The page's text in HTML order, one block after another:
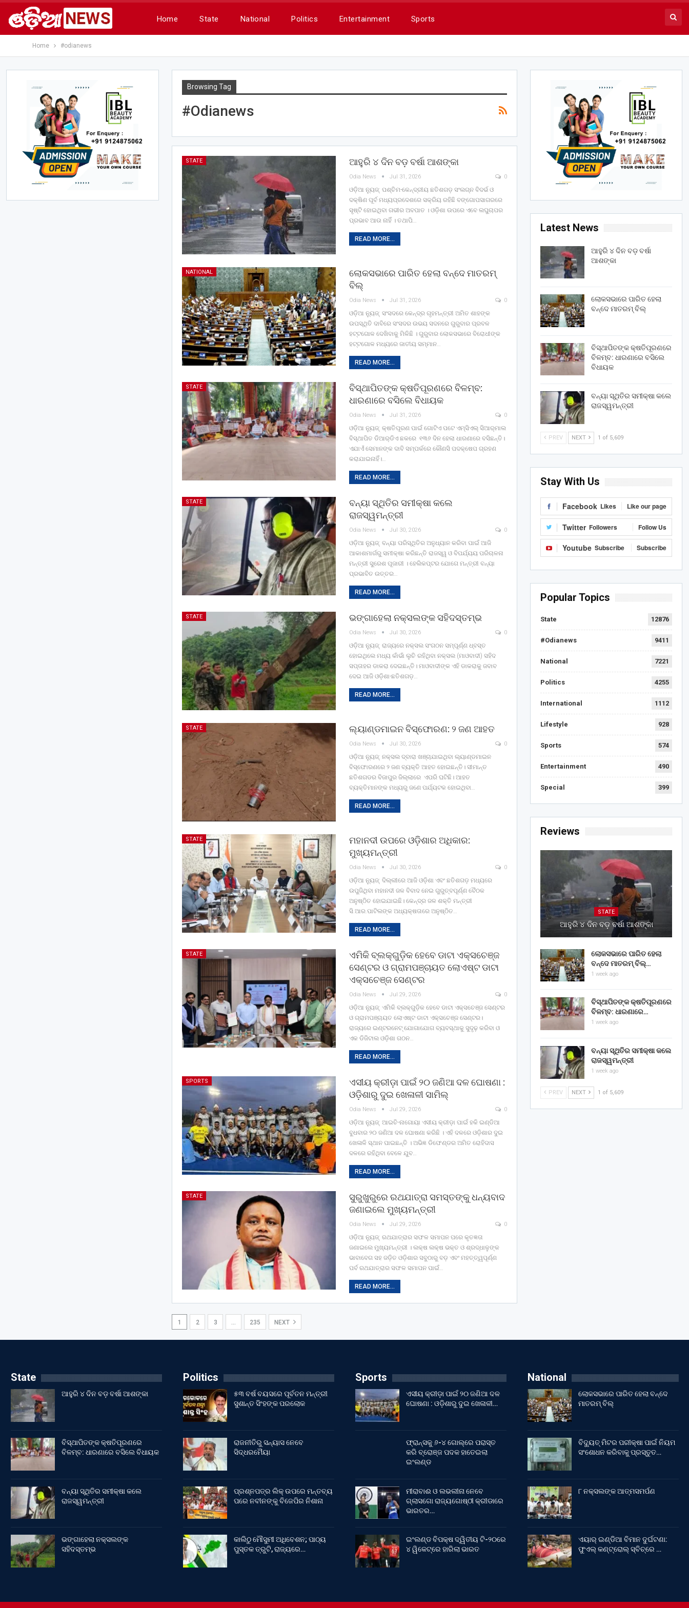
Home State National Politics Entertainment Sports
Home #odianews
Browsing Tag
#odianews
STATE ଆହୁରି ୪ ଦିନ ବଡ଼ ବର୍ଷା ଆଶଙ୍କା
Odia News Jul 31, 2026 0
ଓଡ଼ିଆ ନ୍ୟୁଜ୍: ପଶ୍ଚିମ-କେନ୍ଦ୍ରୀୟ ଛତିଶଗଡ଼ ସଂଲଗ୍ନ ବିଦର୍ଭ ଓ
ଦକ୍ଷିଣ ପୂର୍ବ ମଧ୍ୟପ୍ରଦେଶରେ ସକ୍ରିୟ ରହିଛି ବଙ୍ଗୋପସାଗରରେ
ସୃଷ୍ଟି ହୋଇଥିବା ଗଭୀର ଅବପାତ । ଓଡ଼ିଶା ଉପରେ ଏବେ ଲଘୁଚାପର
ପ୍ରଭାବ ଆଉ ନାହିଁ । ତଥାପି…
READ MORE...
NATIONAL
ଲୋକସଭାରେ ପାରିତ ହେଲା ବନ୍ଦେ ମାତରମ୍‌
ବିଲ୍‌
Odia News Jul 31, 2026 0
ଓଡ଼ିଆ ନ୍ୟୁଜ୍: ସଂସଦରେ କେନ୍ଦ୍ର ଗୃହମନ୍ତ୍ରୀ ଅମିତ ଶାହଙ୍କ
ଉପସ୍ଥିତି ଦାବିରେ ସଂସଦର ଉଭୟ ସଦନରେ ଗୁରୁବାର ପ୍ରବଳ
ହଟ୍ଟଗୋଳ ଦେଖିବାକୁ ମିଳିଛି । ଗୁରୁବାର ଲୋକସଭାରେ ବିରୋଧୀଙ୍କ
ହଟ୍ଟଗୋଳ ମଧ୍ୟରେ ଜାତୀୟ ସମ୍ମାନ…
READ MORE...
STATE
ବିସ୍ଥାପିତଙ୍କ କ୍ଷତିପୂରଣରେ ବିଳମ୍ବ:
ଧାରଣାରେ ବସିଲେ ବିଧାୟକ
Odia News Jul 31, 2026 0
ଓଡ଼ିଆ ନ୍ୟୁଜ୍: କ୍ଷତିପୂରଣ ପାଇଁ ଗୋଟିଏ ପଟେ ଏମ୍‌ସିଏଲ୍‌ ସିଆର୍‌ମାଲ
ବିସ୍ଥାପିତ ଡିଆର୍‌ଡିଏ ଛକରେ ୧୩୬ ଦିନ ହେଲା ଧାରଣାରେ ବସିଛନ୍ତି।
ଏଯାଏଁ ସେମାନଙ୍କ ଦାବି ସମ୍ପର୍କରେ କୌଣସି ପଦକ୍ଷେପ ଗ୍ରହଣ
କରାଯାଇନାହିଁ।…
READ MORE...
STATE
ବନ୍ୟା ସ୍ଥିତିର ସମୀକ୍ଷା କଲେ
ରାଜସ୍ୱମନ୍ତ୍ରୀ
Odia News Jul 30, 2026 0
ଓଡ଼ିଆ ନ୍ୟୁଜ୍: ବନ୍ୟା ପରିସ୍ଥିତିର ଅନୁଧ୍ୟାନ କରିବା ପାଇଁ ଆଜି
ଆକାଶମାର୍ଗରୁ ସମୀକ୍ଷା କରିଛନ୍ତି ରାଜସ୍ୱ ଓ ବିପର୍ଯ୍ୟୟ ପରିଚାଳନା
ମନ୍ତ୍ରୀ ସୁରେଶ ପୂଜାରୀ । ହେଲିକପ୍ଟର ଯୋଗେ ମନ୍ତ୍ରୀ ବନ୍ୟା
ପ୍ରଭାବିତ ଉତ୍ତର…
READ MORE...
STATE ଭଙ୍ଗାହେଲା ନକ୍ସଲଙ୍କ ସହିଦସ୍ତମ୍ଭ
Odia News Jul 30, 2026 0
ଓଡ଼ିଆ ନ୍ୟୁଜ୍: ରାଜ୍ୟରେ ନକ୍ସଲ ସଂଗଠନ ସମ୍ପୂର୍ଣ୍ଣ ଧ୍ବସ୍ତ
ହୋଇଥିଲେ ମଧ୍ୟ କାଁଭାଁ ଲୁଚି ରହିଥିବା ନକ୍ସଲ (ମାଓବାଦୀ) ସହିଦ
ସପ୍ତାହର ଡାକରା ଦେଇଛନ୍ତି। ମାଓବାଦୀଙ୍କ ଏହି ଡାକରାକୁ ଜବାବ
ଦେଇ ଆଜି ଓଡ଼ିଶା-ଛତିଶଗଡ଼…
READ MORE...
STATE ଲ୍ୟାଣ୍ଡମାଇନ ବିସ୍ଫୋରଣ: ୨ ଜଣ ଆହତ
Odia News Jul 30, 2026 0
ଓଡ଼ିଆ ନ୍ୟୁଜ୍: ନକ୍ସଲ ଦ୍ବାରା ଖଞ୍ଚାଯାଇଥିବା ଲ୍ୟାଣ୍ଡମାଇନ
ବିସ୍ଫୋରଣରେ ୨ ଜଣ ବ୍ୟକ୍ତି ଆହତ ହୋଇଛନ୍ତି। ସୀମାନ୍ତ
ଛତିଶଗଡର ବିଜାପୁର ଜିଲ୍ଲାରେ ଏପରି ଘଟିଛି। ଆହତ
ବ୍ୟକ୍ତିମାନଙ୍କ ମଧ୍ୟରୁ ଜଣେ ପର୍ଯ୍ୟଟକ ହୋଇଥିବା…
READ MORE...
STATE
ମହାନଦୀ ଉପରେ ଓଡ଼ିଶାର ଅଧିକାର:
ମୁଖ୍ୟମନ୍ତ୍ରୀ
Odia News Jul 30, 2026 0
ଓଡ଼ିଆ ନ୍ୟୁଜ୍: ଦିଲ୍ଲୀରେ ଆଜି ଓଡ଼ିଶା ଏବଂ ଛତିଶଗଡ଼ ମଧ୍ୟରେ
ଉପୁଜିଥିବା ମହାନଦୀ ଜଳ ବିବାଦ ନେଇ ଗୁରୁତ୍ବପୂର୍ଣ୍ଣ ବୈଠକ
ଅନୁଷ୍ଠିତ ହୋଇଯାଇଛି। କେନ୍ଦ୍ର ଜଳ ଶକ୍ତି ମନ୍ତ୍ରୀ
ସି.ଆର.ପାଟିଲଙ୍କ ଅଧ୍ୟକ୍ଷତାରେ ଅନୁଷ୍ଠିତ…
READ MORE...
STATE
ଏମିକି ବ୍ଲକ୍‌ଗୁଡ଼ିକ ହେବେ ଡାଟା ଏକ୍ସଚେଞ୍ଜ
ସେଣ୍ଟର ଓ ଗ୍ରାମପଞ୍ଚାୟତ ଲୋଏଷ୍ଟ ଡାଟା
ଏକ୍ସଚେଞ୍ଜ ସେଣ୍ଟର
Odia News Jul 29, 2026 0
ଓଡ଼ିଆ ନ୍ୟୁଜ୍: ଏମିକି ବ୍ଲକ୍‌ଗୁଡ଼ିକ ହେବେ ଡାଟା ଏକ୍ସଚେଞ୍ଜ ସେଣ୍ଟର
ଓ ଗ୍ରାମପଞ୍ଚାୟତ ଲୋଏଷ୍ଟ ଡାଟା ଏକ୍ସଚେଞ୍ଜ ସେଣ୍ଟର।
ରାଜ୍ୟରେ ଇଣ୍ଟରନେଟ୍‌ ଯୋଗାଯୋଗ ବ୍ୟବସ୍ଥାକୁ ସୁଦୃଢ଼ କରିବା ଓ
ଏକ ଡିଜିଟାଲ ଓଡ଼ିଶା ଗଠନ…
READ MORE...
SPORTS
ଏସୀୟ କ୍ରୀଡ଼ା ପାଇଁ ୨୦ ଜଣିଆ ଦଳ ଘୋଷଣା :
ଓଡ଼ିଶାରୁ ଦୁଇ ଖେଳାଳୀ ସାମିଲ୍
Odia News Jul 29, 2026 0
ଓଡ଼ିଆ ନ୍ୟୁଜ୍: ଆଇଚି-ନାଗୋୟା ଏସୀୟ କ୍ରୀଡ଼ା ପାଇଁ ହକି ଇଣ୍ଡିଆ
ବୁଧବାର ୨୦ ଜଣିଆ ଦଳ ଘୋଷଣା କରିଛି । ଏହି ଦଳରେ ଓଡ଼ିଶାର ଦୁଇ
ଖେଳାଳି ସ୍ଥାନ ପାଇଛନ୍ତି । ଅଭିଜ୍ଞ ଡିଫେଣ୍ଡର ଅମିତ ରୋହିଦାସ
ଦଳରେ ରହିଥିବା ବେଳେ ଯୁବ…
READ MORE...
STATE
ସୁରୁଖୁରୁରେ ରଥଯାତ୍ରା ସମସ୍ତଙ୍କୁ ଧନ୍ୟବାଦ
ଜଣାଇଲେ ମୁଖ୍ୟମନ୍ତ୍ରୀ
Odia News Jul 29, 2026 0
ଓଡ଼ିଆ ନ୍ୟୁଜ୍: ରଥଯାତ୍ରାର ସଫଳ ସମାପନ ପରେ କୃତଜ୍ଞତା
ଜଣାଇଲେ ମୁଖ୍ୟମନ୍ତ୍ରୀ । ଲକ୍ଷ ଲକ୍ଷ ଭକ୍ତ ଓ ଶ୍ରଦ୍ଧାଳୁଙ୍କ
ଭାବାବେଗ ସହ ଜଡ଼ିତ ଓଡ଼ିଶାର ସବୁଠାରୁ ବଡ଼ ଏବଂ ମହତ୍ତ୍ୱପୂର୍ଣ୍ଣ
ପର୍ବ ରଥଯାତ୍ରାର ସଫଳ ସମାପନ ପାଇଁ…
READ MORE...
1 2 3 235 NEXT
Latest News
ଆହୁରି ୪ ଦିନ ବଡ଼ ବର୍ଷା
ଆଶଙ୍କା
ଲୋକସଭାରେ ପାରିତ ହେଲା
ବନ୍ଦେ ମାତରମ୍‌ ବିଲ୍‌
ବିସ୍ଥାପିତଙ୍କ କ୍ଷତିପୂରଣରେ
ବିଳମ୍ବ: ଧାରଣାରେ ବସିଲେ
ବିଧାୟକ
ବନ୍ୟା ସ୍ଥିତିର ସମୀକ୍ଷା କଲେ
ରାଜସ୍ୱମନ୍ତ୍ରୀ
PREV NEXT 1 of 5,609
Stay With Us
Facebook Likes Like our page
Twitter Followers Follow Us
Youtube Subscribe Subscribe
Popular Topics
State 12876
#Odianews 9411
National 7221
Politics 4255
International 1112
Lifestyle 928
Sports 574
Entertainment 490
Special 399
Reviews
STATE
ଆହୁରି ୪ ଦିନ ବଡ଼ ବର୍ଷା ଆଶଙ୍କା
ଲୋକସଭାରେ ପାରିତ ହେଲା
ବନ୍ଦେ ମାତରମ୍‌ ବିଲ୍‌…
1 week ago
ବିସ୍ଥାପିତଙ୍କ କ୍ଷତିପୂରଣରେ
ବିଳମ୍ବ: ଧାରଣାରେ…
1 week ago
ବନ୍ୟା ସ୍ଥିତିର ସମୀକ୍ଷା କଲେ
ରାଜସ୍ୱମନ୍ତ୍ରୀ
1 week ago
PREV NEXT 1 of 5,609
State
ଆହୁରି ୪ ଦିନ ବଡ଼ ବର୍ଷା ଆଶଙ୍କା
ବିସ୍ଥାପିତଙ୍କ କ୍ଷତିପୂରଣରେ
ବିଳମ୍ବ: ଧାରଣାରେ ବସିଲେ ବିଧାୟକ
ବନ୍ୟା ସ୍ଥିତିର ସମୀକ୍ଷା କଲେ
ରାଜସ୍ୱମନ୍ତ୍ରୀ
ଭଙ୍ଗାହେଲା ନକ୍ସଲଙ୍କ
ସହିଦସ୍ତମ୍ଭ
Politics
୫୩ ବର୍ଷ ବୟସରେ ପୂର୍ବତନ ମନ୍ତ୍ରୀ
ସୁଶାନ୍ତ ସିଂହଙ୍କ ପରଲୋକ
ରାଜନୀତିରୁ ସନ୍ୟାସ ନେବେ
ସିଦ୍ଧରମୈୟା
ପ୍ରଶ୍ନପତ୍ର ଲିକ୍ ଉପରେ ମନ୍ତବ୍ୟ
ପରେ ନବୀନଙ୍କୁ ବିଜେପିର ନିଶାନା
କାଲିଠୁ ମୌସୁମୀ ଅଧିବେଶନ; ପାଠ୍ୟ
ପୁସ୍ତକ ତ୍ରୁଟି, ରାଜ୍ୟରେ…
Sports
ଏସୀୟ କ୍ରୀଡ଼ା ପାଇଁ ୨୦ ଜଣିଆ ଦଳ
ଘୋଷଣା : ଓଡ଼ିଶାରୁ ଦୁଇ ଖେଳାଳୀ…
ଫ୍ରାନ୍ସକୁ ୬-୪ ଗୋଲ୍‌ରେ ପରାସ୍ତ
କରି ବ୍ରୋଞ୍ଜ ପଦକ ହାତେଇଲା
ଇଂଲଣ୍ଡ
ମୀରାବାଈ ଓ ଲଭଲୀନା ନେବେ
ଗ୍ଲାସଗୋ ରାଜ୍ୟଗୋଷ୍ଠୀ କ୍ରୀଡାରେ
ଭାରତର…
ଇଂଲଣ୍ଡ ବିପକ୍ଷ ଦ୍ୱିତୀୟ ଟି-୨୦ରେ
୪ ୱିକେଟ୍‌ରେ ହାରିଲା ଭାରତ
National
ଲୋକସଭାରେ ପାରିତ ହେଲା ବନ୍ଦେ
ମାତରମ୍‌ ବିଲ୍‌
ବିଦ୍ୟୁତ୍ ମିଟର ପରୀକ୍ଷା ପାଇଁ ନିୟମ
ସଂଶୋଧନ କରିବାକୁ ପ୍ରସ୍ତୁତ…
୮ ନକ୍ସଲଙ୍କ ଆତ୍ମସମର୍ପଣ
ଏୟାର୍ ଇଣ୍ଡିଆ ବିମାନ ଦୁର୍ଘଟଣା:
ଫୁଏଲ୍‌ କଣ୍ଟ୍ରୋଲ୍‌ ସ୍ବିଚ୍‌ରେ …